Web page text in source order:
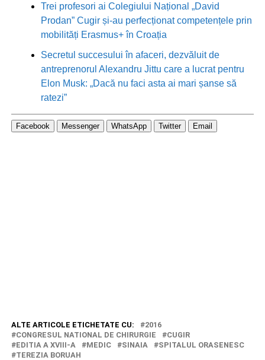
Trei profesori ai Colegiului Național „David
Prodan” Cugir și-au perfecționat competențele prin
mobilități Erasmus+ în Croația
Secretul succesului în afaceri, dezvăluit de
antreprenorul Alexandru Jittu care a lucrat pentru
Elon Musk: „Dacă nu faci asta ai mari șanse să
ratezi”
Facebook Messenger WhatsApp Twitter Email
ALTE ARTICOLE ETICHETATE CU:
2016
CONGRESUL NATIONAL DE CHIRURGIE
CUGIR
EDITIA A XVIII-A
MEDIC SINAIA
SPITALUL ORASENESC
TEREZIA BORUAH